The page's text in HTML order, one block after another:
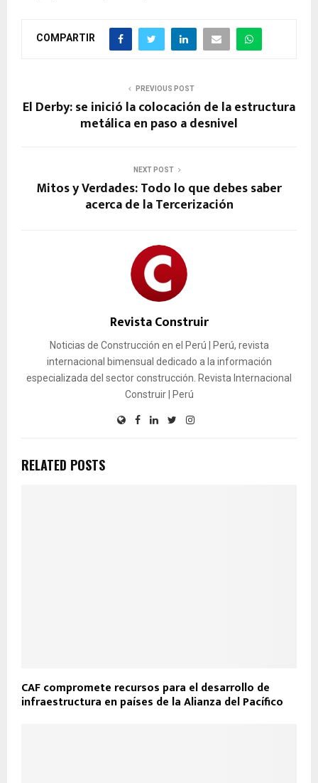
COMPARTIR
PREVIOUS POST
El Derby: se inició la colocación de la estructura
metálica en paso a desnivel
NEXT POST
Mitos y Verdades: Todo lo que debes saber
acerca de la Tercerización
Revista Construir
Noticias de Construcción en el Perú | Perú, revista
internacional bimensual dedicado a la información
especializada del sector construcción. Revista Internacional
Construir | Perú
RELATED POSTS
CAF compromete recursos para el desarrollo de
infraestructura en países de la Alianza del Pacífico